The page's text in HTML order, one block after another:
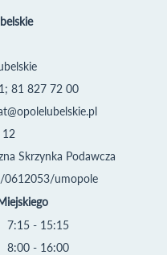
81 827 72 00
Skrzynka Podawcza
0612053/umopole
7:15 - 15:15
8:00 - 16:00